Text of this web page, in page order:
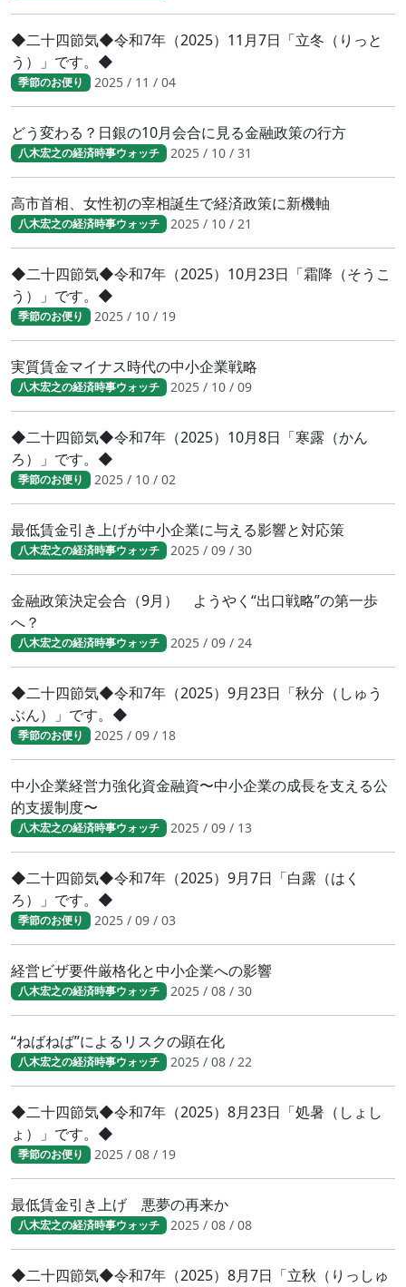
◆二十四節気◆令和7年（2025）11月7日「立冬（りっと
う）」です。◆
季節のお便り 2025 / 11 / 04
どう変わる？日銀の10月会合に見る金融政策の行方
八木宏之の経済時事ウォッチ 2025 / 10 / 31
高市首相、女性初の宰相誕生で経済政策に新機軸
八木宏之の経済時事ウォッチ 2025 / 10 / 21
◆二十四節気◆令和7年（2025）10月23日「霜降（そうこ
う）」です。◆
季節のお便り 2025 / 10 / 19
実質賃金マイナス時代の中小企業戦略
八木宏之の経済時事ウォッチ 2025 / 10 / 09
◆二十四節気◆令和7年（2025）10月8日「寒露（かん
ろ）」です。◆
季節のお便り 2025 / 10 / 02
最低賃金引き上げが中小企業に与える影響と対応策
八木宏之の経済時事ウォッチ 2025 / 09 / 30
金融政策決定会合（9月） ようやく“出口戦略”の第一歩
へ？
八木宏之の経済時事ウォッチ 2025 / 09 / 24
◆二十四節気◆令和7年（2025）9月23日「秋分（しゅう
ぶん）」です。◆
季節のお便り 2025 / 09 / 18
中小企業経営力強化資金融資〜中小企業の成長を支える公
的支援制度〜
八木宏之の経済時事ウォッチ 2025 / 09 / 13
◆二十四節気◆令和7年（2025）9月7日「白露（はく
ろ）」です。◆
季節のお便り 2025 / 09 / 03
経営ビザ要件厳格化と中小企業への影響
八木宏之の経済時事ウォッチ 2025 / 08 / 30
“ねばねば”によるリスクの顕在化
八木宏之の経済時事ウォッチ 2025 / 08 / 22
◆二十四節気◆令和7年（2025）8月23日「処暑（しょし
ょ）」です。◆
季節のお便り 2025 / 08 / 19
最低賃金引き上げ 悪夢の再来か
八木宏之の経済時事ウォッチ 2025 / 08 / 08
◆二十四節気◆令和7年（2025）8月7日「立秋（りっしゅ